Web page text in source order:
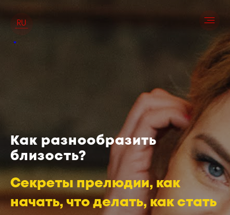
Как разнообразить
близость?
Секреты прелюдии, как
начать, что делать, как стать